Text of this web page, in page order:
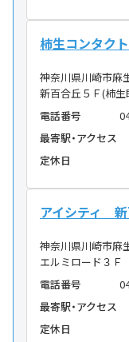
柿生コンタク
神奈川県川崎市
新百合丘５Ｆ(柿生
電話番号
最寄駅・アクセス
定休日
アイシティ
神奈川県川崎市
エルミロード３Ｆ
電話番号
最寄駅・アクセス
定休日